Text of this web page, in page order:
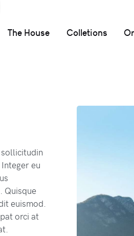
The House Colletions
eu
Quisque
euismod.
orci at